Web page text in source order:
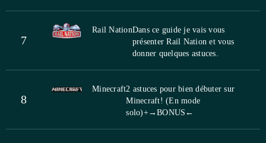
7
Rail NationDans ce guide je vais vous
présenter Rail Nation et vous
donner quelques astuces.
8
Minecraft2 astuces pour bien débuter sur
Minecraft! (En mode
solo)+→BONUS←